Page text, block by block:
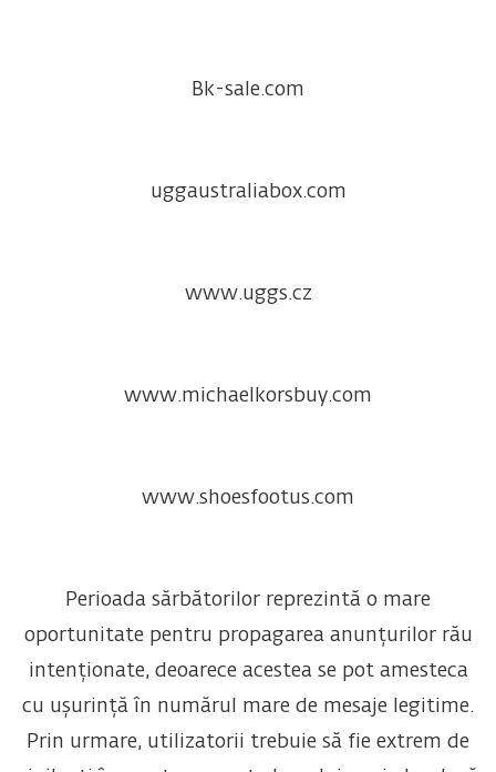
Bk-sale.com
uggaustraliabox.com
www.uggs.cz
www.michaelkorsbuy.com
www.shoesfootus.com
Perioada sărbătorilor reprezintă o mare
oportunitate pentru propagarea anunțurilor rău
intenționate, deoarece acestea se pot amesteca
cu ușurință în numărul mare de mesaje legitime.
Prin urmare, utilizatorii trebuie să fie extrem de